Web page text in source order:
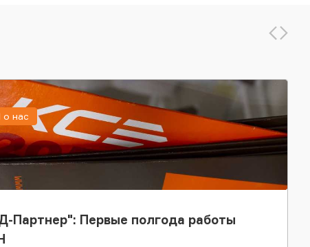
Партнер": Первые полгода работы
нас